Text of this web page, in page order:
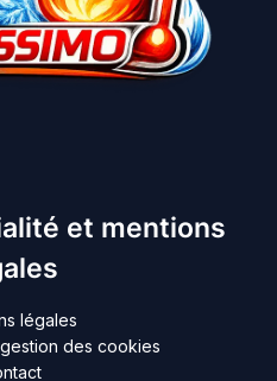
et mentions
légales
des cookies